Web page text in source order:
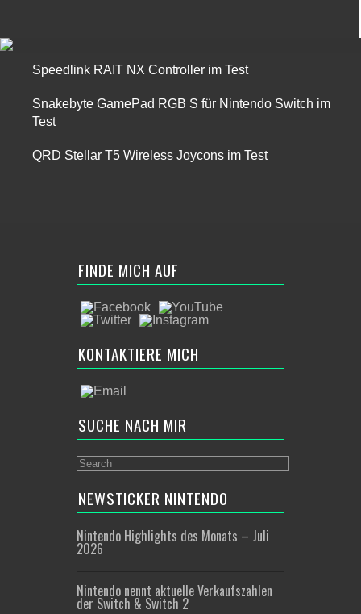
Speedlink RAIT NX Controller im Test
Snakebyte GamePad RGB S für Nintendo Switch im
Test
QRD Stellar T5 Wireless Joycons im Test
FINDE MICH AUF
KONTAKTIERE MICH
SUCHE NACH MIR
NEWSTICKER NINTENDO
Nintendo Highlights des Monats – Juli
2026
Nintendo nennt aktuelle Verkaufszahlen
der Switch & Switch 2